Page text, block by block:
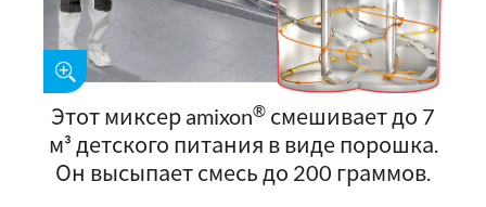
Этот миксер amixon® смешивает до 7
м³ детского питания в виде порошка.
Он высыпает смесь до 200 граммов.